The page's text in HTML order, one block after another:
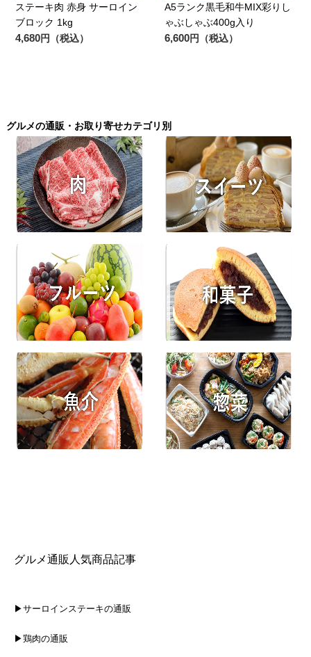
ステーキ肉 赤身 サーロイン
ブロック 1kg
4,680円（税込）
A5ランク黒毛和牛MIX彩りし
ゃぶしゃぶ400g入り
6,600円（税込）
グルメの通販・お取り寄せカテゴリ別
グルメ通販人気商品記事
▶サーロインステーキの通販
▶鶏肉の通販